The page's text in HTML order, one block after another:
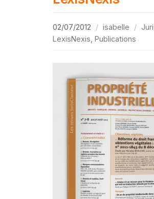
02/07/2012 isabelle
LexisNexis Publications